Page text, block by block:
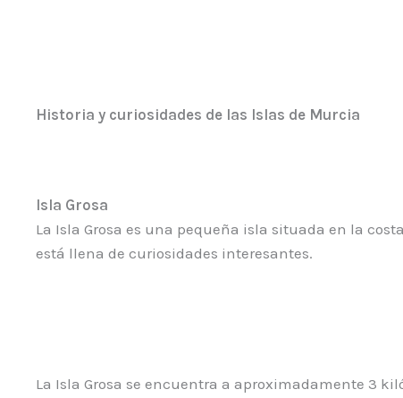
Historia y curiosidades de las Islas de Murcia
Isla Grosa
La Isla Grosa es una pequeña isla situada en la
está llena de curiosidades interesantes.
La Isla Grosa se encuentra a aproximadamente 3